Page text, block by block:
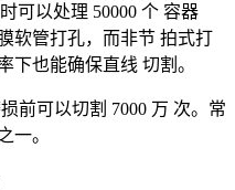
可以处理 50000 个 容器
管打孔，而非节 拍式打
下也能确保直线 切割。
前可以切割 7000 万 次。常
一。